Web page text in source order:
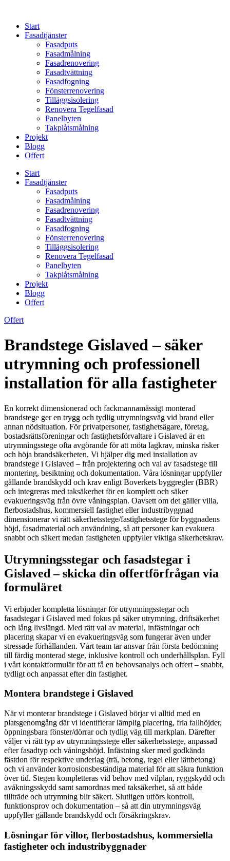
contentStart
Fasadtjänster
Fasadputs
Fasadmålning
Fasadrenovering
Fasadtvättning
Fasadfogning
Fönsterrenovering
Tilläggsisolering
Renovera Tegelfasad
Panelbyten
Takplåtsmålning
Projekt
Blogg
Offert
Start
Fasadtjänster
Fasadputs
Fasadmålning
Fasadrenovering
Fasadtvättning
Fasadfogning
Fönsterrenovering
Tilläggsisolering
Renovera Tegelfasad
Panelbyten
Takplåtsmålning
Projekt
Blogg
Offert
Offert
Brandstege Gislaved – säker
utrymning och professionell
installation för alla fastigheter
En korrekt dimensionerad och fackmannamässigt monterad
brandstege ger en trygg och tydlig utrymningsväg vid brand eller
annan nödsituation. För privatpersoner, fastighetsägare, företag,
bostadsrättsföreningar och fastighetsförvaltare i Gislaved är en
utrymningsstege ofta avgörande för att möta lagkrav, minska risker
och höja brandsäkerheten. Vi hjälper dig med installation av
brandstege i Gislaved – från projektering och val av fasadstege till
montering, besiktning och dokumentation. Våra lösningar uppfyller
gällande brandskydd och krav enligt Boverkets byggregler (BBR)
och integreras med taksäkerhet för en komplett och säker
evakueringsväg från övre våningsplan. Oavsett om det gäller villa,
flerbostadshus, kommersiell fastighet eller industribyggnad
dimensionerar vi rätt säkerhetsstege/fastighetsstege för byggnadens
höjd, fasadmaterial och användning, så att personer kan evakuera
snabbt och säkert medan fastigheten uppfyller viktiga säkerhetskrav.
Utrymningsstegar och fasadstegar i
Gislaved – skicka din offertförfrågan via
formuläret
Vi erbjuder kompletta lösningar för utrymningsstegar och
fasadstegar i Gislaved med fokus på säker utrymning, driftsäkerhet
och lång livslängd. Med rätt val av material, infästningar och
placering skapar vi en evakueringsväg som fungerar även under
stressade förhållanden. Vårt team tar ansvar från första bedömning
till färdig monterad stege, inklusive kontroll och underhållsplan. Fyll
i vårt kontaktformulär för att få en behovsanalys och offert – snabbt,
tydligt och anpassat efter din fastighet.
Montera brandstege i Gislaved
När vi monterar brandstege i Gislaved börjar vi alltid med en
platsgenomgång där vi identifierar lämplig placering, fria fallhöjder,
öppningsbara fönster/dörrar och tydlig väg till markplan. Därefter
väljer vi rätt typ av utrymningsstege eller säkerhetsstege, anpassad
efter fasadtyp och våningshöjd. Infästning sker med godkända
fästdon för respektive underlag (trä, betong, tegel eller lättbetong)
och vi använder korrosionsbeständiga material för att säkra funktion
över tid. Stegen kompletteras vid behov med vilplan, ryggskydd och
avåkningsskydd samt samordnas med taksäkerhet, så att både
tillträde och utrymning blir säkert. Slutligen utförs kontroll,
funktionsprov och dokumentation – så att din utrymningsväg
uppfyller gällande brandskydd och försäkringskrav.
Lösningar för villor, flerbostadshus, kommersiella
fastigheter och industribyggnader